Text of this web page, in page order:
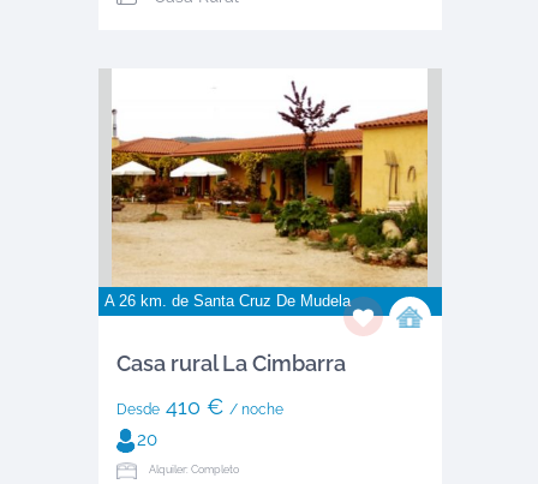
A 26 km. de Santa Cruz De Mudela
Casa rural La Cimbarra
Desde410 € / noche
20
Alquiler: Completo